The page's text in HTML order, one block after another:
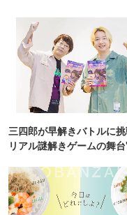
三四郎が早解きバトルに挑
リアル謎解きゲームの舞